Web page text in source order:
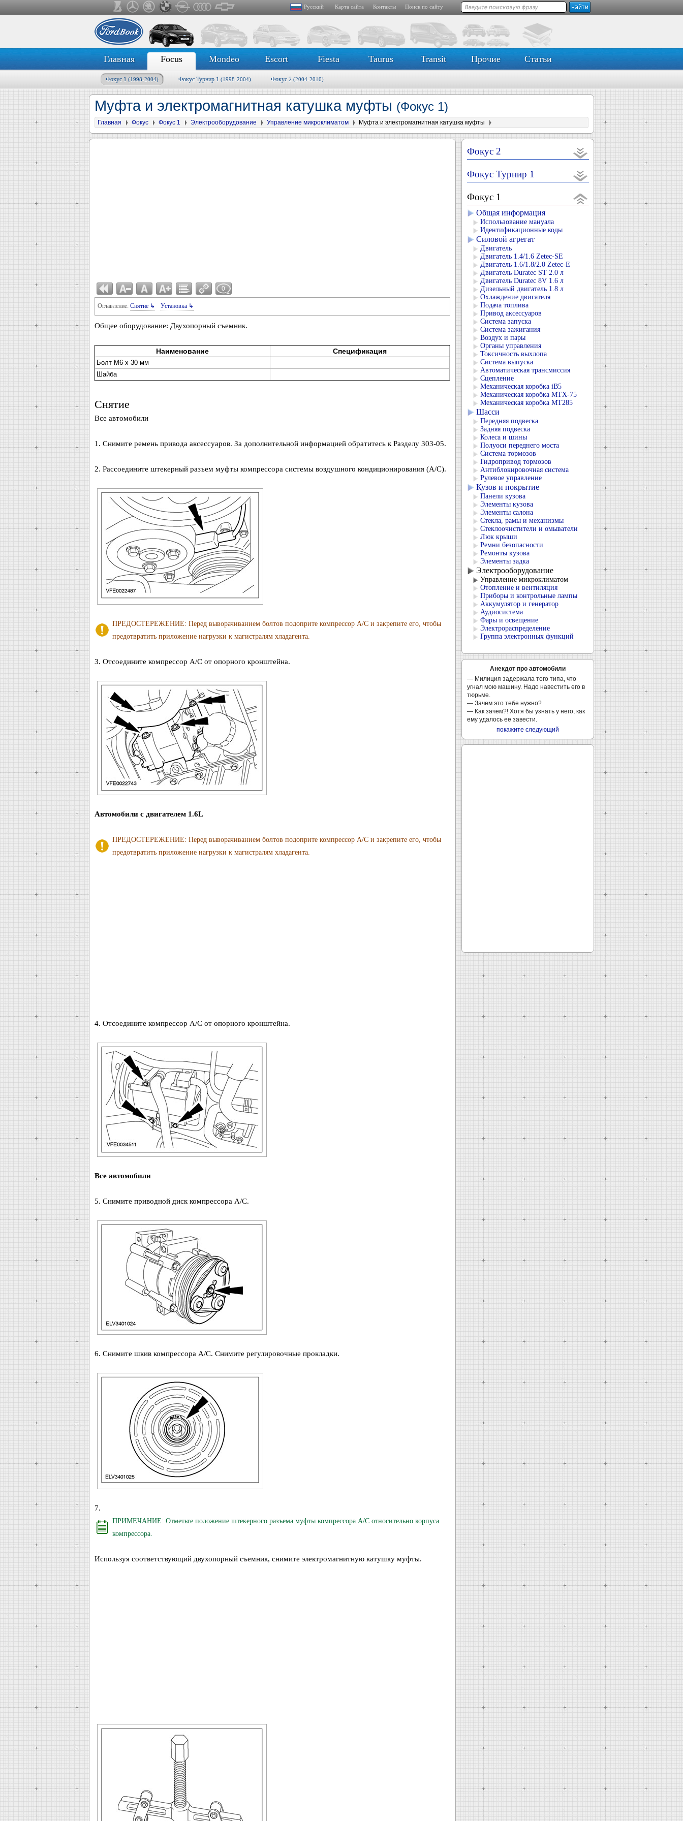
Русский Карта сайта Контакты Поиск по сайту
Главная Focus Mondeo Escort Fiesta Taurus Transit Прочие Статьи
Фокус 1 (1998-2004) Фокус Турнир 1 (1998-2004) Фокус 2 (2004-2010)
Муфта и электромагнитная катушка муфты (Фокус 1)
Главная Фокус Фокус 1 Электрооборудование Управление микроклиматом Муфта и электромагнитная катушка муфты
0
Оглавление: Снятие ↳ Установка ↳
Общее оборудование: Двухопорный съемник.
Наименование Спецификация
Болт M6 x 30 мм
Шайба
Снятие
Все автомобили
1. Снимите ремень привода аксессуаров. За дополнительной информацией обратитесь к Разделу 303-05.
2. Рассоедините штекерный разъем муфты компрессора системы воздушного кондиционирования (A/C).
ПРЕДОСТЕРЕЖЕНИЕ: Перед выворачиванием болтов подоприте компрессор A/C и закрепите его, чтобы
предотвратить приложение нагрузки к магистралям хладагента.
3. Отсоедините компрессор A/C от опорного кронштейна.
Автомобили с двигателем 1.6L
ПРЕДОСТЕРЕЖЕНИЕ: Перед выворачиванием болтов подоприте компрессор A/C и закрепите его, чтобы
предотвратить приложение нагрузки к магистралям хладагента.
4. Отсоедините компрессор A/C от опорного кронштейна.
Все автомобили
5. Снимите приводной диск компрессора A/C.
6. Снимите шкив компрессора A/C. Снимите регулировочные прокладки.
7.
ПРИМЕЧАНИЕ: Отметьте положение штекерного разъема муфты компрессора A/C относительно корпуса
компрессора.
Используя соответствующий двухопорный съемник, снимите электромагнитную катушку муфты.
Фокус 2
Фокус Турнир 1
Фокус 1
Общая информация
Использование мануала
Идентификационные коды
Силовой агрегат
Двигатель
Двигатель 1.4/1.6 Zetec-SE
Двигатель 1.6/1.8/2.0 Zetec-E
Двигатель Duratec ST 2.0 л
Двигатель Duratec 8V 1.6 л
Дизельный двигатель 1.8 л
Охлаждение двигателя
Подача топлива
Привод аксессуаров
Система запуска
Система зажигания
Воздух и пары
Органы управления
Токсичность выхлопа
Система выпуска
Автоматическая трансмиссия
Сцепление
Механическая коробка iB5
Механическая коробка MTX-75
Механическая коробка MT285
Шасси
Передняя подвеска
Задняя подвеска
Колеса и шины
Полуоси переднего моста
Система тормозов
Гидропривод тормозов
Антиблокировочная система
Рулевое управление
Кузов и покрытие
Панели кузова
Элементы кузова
Элементы салона
Стекла, рамы и механизмы
Стеклоочистители и омыватели
Люк крыши
Ремни безопасности
Ремонты кузова
Элементы задка
Электрооборудование
Управление микроклиматом
Отопление и вентиляция
Приборы и контрольные лампы
Аккумулятор и генератор
Аудиосистема
Фары и освещение
Электрораспределение
Группа электронных функций
Анекдот про автомобили
— Милиция задержала того типа, что
угнал мою машину. Надо навестить его в
тюрьме.
— Зачем это тебе нужно?
— Как зачем?! Хотя бы узнать у него, как
ему удалось ее завести.
покажите следующий